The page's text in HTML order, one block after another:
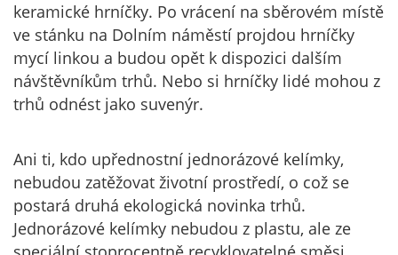
keramické hrníčky. Po vrácení na sběrovém místě
ve stánku na Dolním náměstí projdou hrníčky
mycí linkou a budou opět k dispozici dalším
návštěvníkům trhů. Nebo si hrníčky lidé mohou z
trhů odnést jako suvenýr.
Ani ti, kdo upřednostní jednorázové kelímky,
nebudou zatěžovat životní prostředí, o což se
postará druhá ekologická novinka trhů.
Jednorázové kelímky nebudou z plastu, ale ze